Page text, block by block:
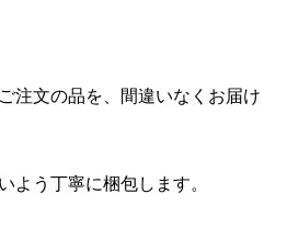
注文の品を、間違いなくお届け
よう丁寧に梱包します。